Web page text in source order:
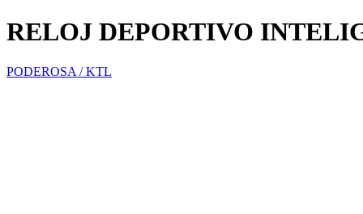
RELOJ DEPORTIVO
PODEROSA / KTL